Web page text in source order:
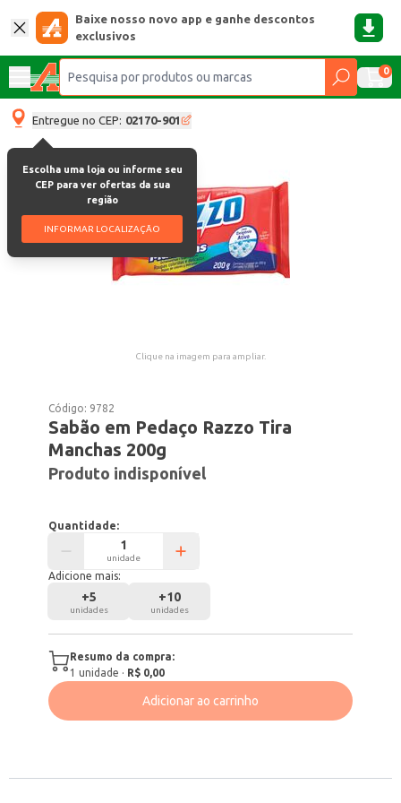
Baixe nosso novo app e ganhe descontos
exclusivos
0
Entregue no CEP: 02170-901
Escolha uma loja ou informe seu
CEP para ver ofertas da sua
região
INFORMAR LOCALIZAÇÃO
Clique na imagem para ampliar.
Código: 9782
Sabão em Pedaço Razzo Tira
Manchas 200g
Produto indisponível
Quantidade:
unidade
Adicione mais:
+5
unidades
+10
unidades
Resumo da compra:
1 unidade · R$ 0,00
Adicionar ao carrinho